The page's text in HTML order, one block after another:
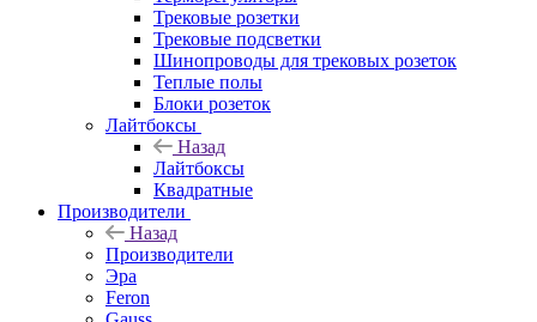
Трековые розетки
Трековые подсветки
Шинопроводы для трековых розеток
Теплые полы
Блоки розеток
Лайтбоксы
Назад
Лайтбоксы
Квадратные
Производители
Назад
Производители
Эра
Feron